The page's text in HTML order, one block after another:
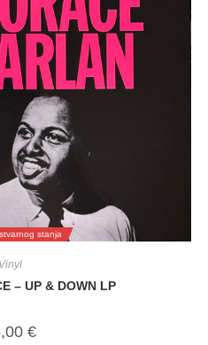
stanja
Vinyl
– UP & DOWN LP
€